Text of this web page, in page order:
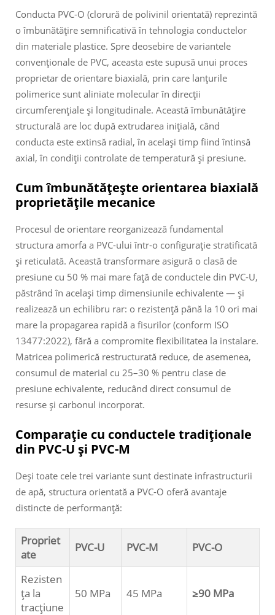
Conducta PVC-O (clorură de polivinil orientată) reprezintă
o îmbunătățire semnificativă în tehnologia conductelor
din materiale plastice. Spre deosebire de variantele
convenționale de PVC, aceasta este supusă unui proces
proprietar de orientare biaxială, prin care lanțurile
polimerice sunt aliniate molecular în direcții
circumferențiale și longitudinale. Această îmbunătățire
structurală are loc după extrudarea inițială, când
conducta este extinsă radial, în același timp fiind întinsă
axial, în condiții controlate de temperatură și presiune.
Cum îmbunătățește orientarea biaxială
proprietățile mecanice
Procesul de orientare reorganizează fundamental
structura amorfa a PVC-ului într-o configurație stratificată
și reticulată. Această transformare asigură o clasă de
presiune cu 50 % mai mare față de conductele din PVC-U,
păstrând în același timp dimensiunile echivalente — și
realizează un echilibru rar: o rezistență până la 10 ori mai
mare la propagarea rapidă a fisurilor (conform ISO
13477:2022), fără a compromite flexibilitatea la instalare.
Matricea polimerică restructurată reduce, de asemenea,
consumul de material cu 25–30 % pentru clase de
presiune echivalente, reducând direct consumul de
resurse și carbonul incorporat.
Comparație cu conductele tradiționale
din PVC-U și PVC-M
Deși toate cele trei variante sunt destinate infrastructurii
de apă, structura orientată a PVC-O oferă avantaje
distincte de performanță:
Propriet
ate
PVC-U PVC-M PVC-O
Rezisten
ța la
tracțiune
50 MPa 45 MPa ≥90 MPa